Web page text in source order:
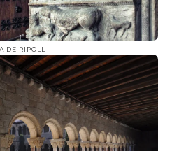
DE RIPOLL